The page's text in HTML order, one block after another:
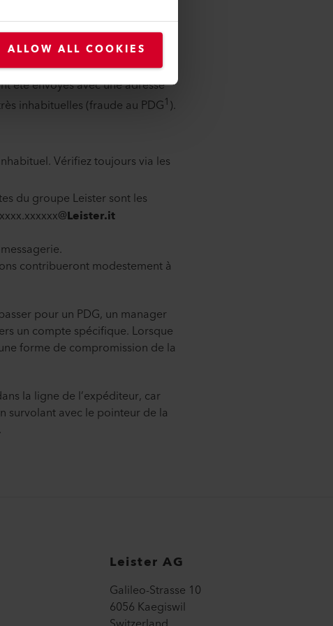
ALLOW ALL COOKIES
et l’utilisent pour envoyer des
été envoyés avec une adresse
inhabituelles (fraude au PDG1).
Vérifiez toujours via les
du groupe Leister sont les
xxxx.xxxxxx@Leister.it
contribueront modestement à
pour un PDG, un manager
un compte spécifique. Lorsque
forme de compromission de la
la ligne de l’expéditeur, car
survolant avec le pointeur de la
Leister AG
Galileo-Strasse 10
6056 Kaegiswil